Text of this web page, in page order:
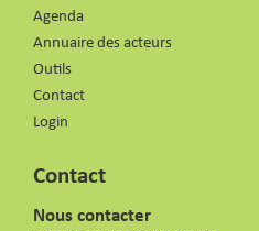
Agenda
Annuaire des acteurs
Outils
Contact
Login
Contact
Nous contacter